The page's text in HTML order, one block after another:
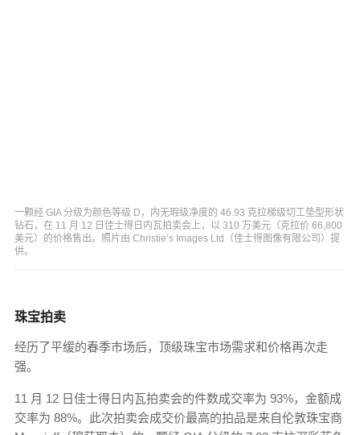
一颗经 GIA 分级为颜色等级 D，内无瑕级净度的 46.93 克拉梯级切工垫型形状
钻石，在 11 月 12 日佳士得日内瓦拍卖会上，以 310 万美元（克拉价 66,800
美元）的价格售出。照片由 Christie’s Images Ltd（佳士得图像有限公司）提
供。
珠宝拍卖
经历了平缓的春季市场后，顶级珠宝市场需求和价格再次走
强。
11 月 12 日佳士得日内瓦拍卖会的件数成交率为 93%，金额成
交率为 88%。此次拍卖会成交价最高的拍品是来自伦敦珠宝商